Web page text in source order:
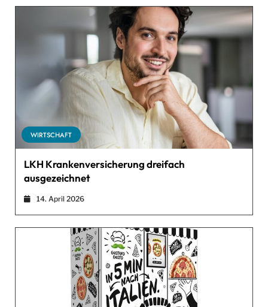
WIRTSCHAFT
LKH Krankenversicherung dreifach
ausgezeichnet
14. April 2026